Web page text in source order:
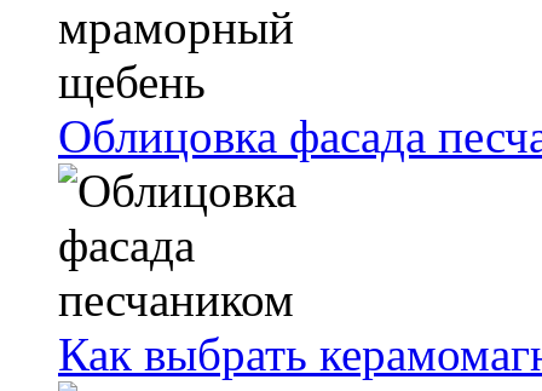
Облицовка фасада
Как выбрать